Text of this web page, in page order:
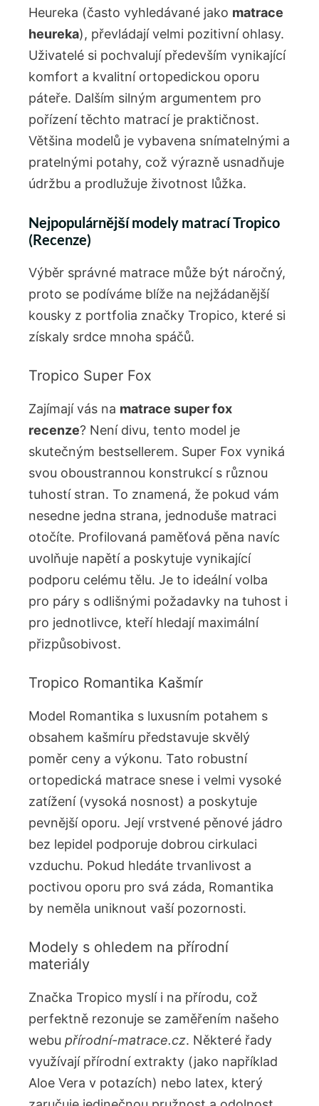
Heureka (často vyhledávané jako matrace
heureka), převládají velmi pozitivní ohlasy.
Uživatelé si pochvalují především vynikající
komfort a kvalitní ortopedickou oporu
páteře. Dalším silným argumentem pro
pořízení těchto matrací je praktičnost.
Většina modelů je vybavena snímatelnými a
pratelnými potahy, což výrazně usnadňuje
údržbu a prodlužuje životnost lůžka.
Nejpopulárnější modely matrací Tropico
(Recenze)
Výběr správné matrace může být náročný,
proto se podíváme blíže na nejžádanější
kousky z portfolia značky Tropico, které si
získaly srdce mnoha spáčů.
Tropico Super Fox
Zajímají vás na matrace super fox
recenze? Není divu, tento model je
skutečným bestsellerem. Super Fox vyniká
svou oboustrannou konstrukcí s různou
tuhostí stran. To znamená, že pokud vám
nesedne jedna strana, jednoduše matraci
otočíte. Profilovaná paměťová pěna navíc
uvolňuje napětí a poskytuje vynikající
podporu celému tělu. Je to ideální volba
pro páry s odlišnými požadavky na tuhost i
pro jednotlivce, kteří hledají maximální
přizpůsobivost.
Tropico Romantika Kašmír
Model Romantika s luxusním potahem s
obsahem kašmíru představuje skvělý
poměr ceny a výkonu. Tato robustní
ortopedická matrace snese i velmi vysoké
zatížení (vysoká nosnost) a poskytuje
pevnější oporu. Její vrstvené pěnové jádro
bez lepidel podporuje dobrou cirkulaci
vzduchu. Pokud hledáte trvanlivost a
poctivou oporu pro svá záda, Romantika
by neměla uniknout vaší pozornosti.
Modely s ohledem na přírodní
materiály
Značka Tropico myslí i na přírodu, což
perfektně rezonuje se zaměřením našeho
webu přírodní-matrace.cz. Některé řady
využívají přírodní extrakty (jako například
Aloe Vera v potazích) nebo latex, který